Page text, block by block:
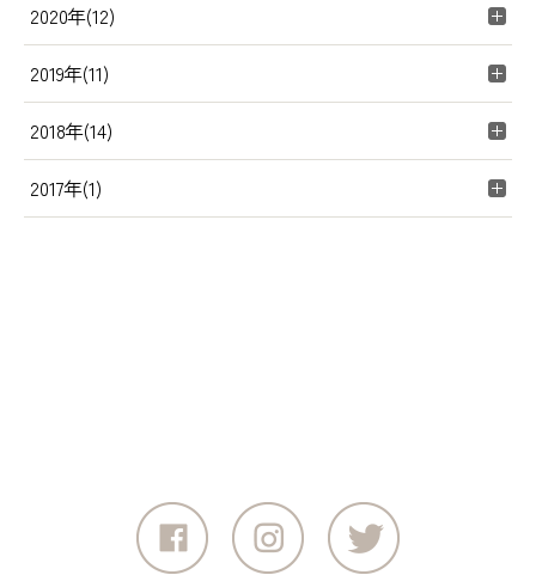
2020年(12)
2019年(11)
2018年(14)
2017年(1)